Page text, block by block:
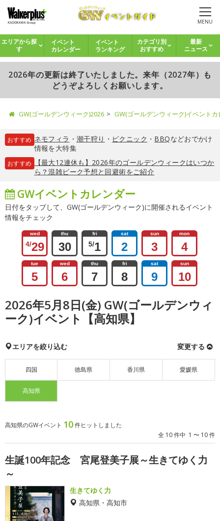
MENU
エリアから探
す
イベント
カレンダー
イベント
ランキング
カテゴリ別
おすすめ
最新
ニュース
2026年の更新は終了いたしました。来年（2027年）も
どうぞよろしくお願いします。
GW(ゴールデンウィーク)2026 GW(ゴールデンウィーク)イベント
おすすめ ネモフィラ ・ 潮干狩り ・ ピクニック ・ BBQなどおでかけ
情報を大特集
おすすめ
【最大12連休も】2026年のゴールデンウィークはいつか
ら？混雑ピーク予想と回避術をご紹介
GWイベントカレンダー
日付をタップして、GW(ゴールデンウィーク)に開催されるイベント
情報をチェック
wed
4/29
thu
30
fri
5/1
sat
2
sun
3
mon
4
tue
5
wed
6
thu
7
fri
8
sat
9
sun
10
2026年5月8日(金) GW(ゴールデンウィ
ーク)イベント【高知県】
エリアを絞り込む 変更する
四国 徳島県 香川県 愛媛県
高知県
高知県のGWイベント 10件ヒットしました
全 10 件中 1 〜 10 件
生誕100年記念 宮尾登美子展～生きてゆく力
～
生きてゆく力
高知県・高知市